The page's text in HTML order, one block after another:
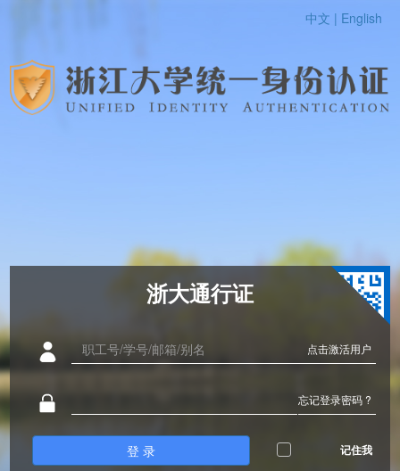
中文 | English
浙大通行证
点击激活用户
忘记登录密码 ?
登 录 记住我